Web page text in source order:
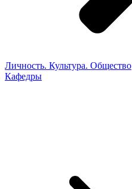
Личность. Культура. Общество
Кафедры